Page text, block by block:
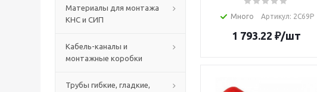
Материалы для монтажа
КНС и СИП
Кабель-каналы и
монтажные коробки
Трубы гибкие, гладкие,
Много Артикул: 2C69P
1 793.22 ₽/шт